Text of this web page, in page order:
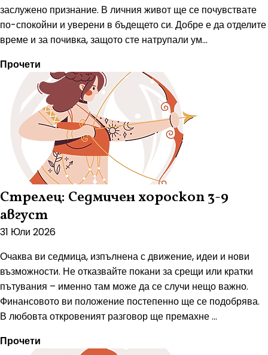
заслужено признание. В личния живот ще се почувствате
по-спокойни и уверени в бъдещето си. Добре е да отделите
време и за почивка, защото сте натрупали ум...
Прочети
Стрелец: Седмичен хороскоп 3-9
август
31 Юли 2026
Очаква ви седмица, изпълнена с движение, идеи и нови
възможности. Не отказвайте покани за срещи или кратки
пътувания – именно там може да се случи нещо важно.
Финансовото ви положение постепенно ще се подобрява.
В любовта откровеният разговор ще премахне ...
Прочети